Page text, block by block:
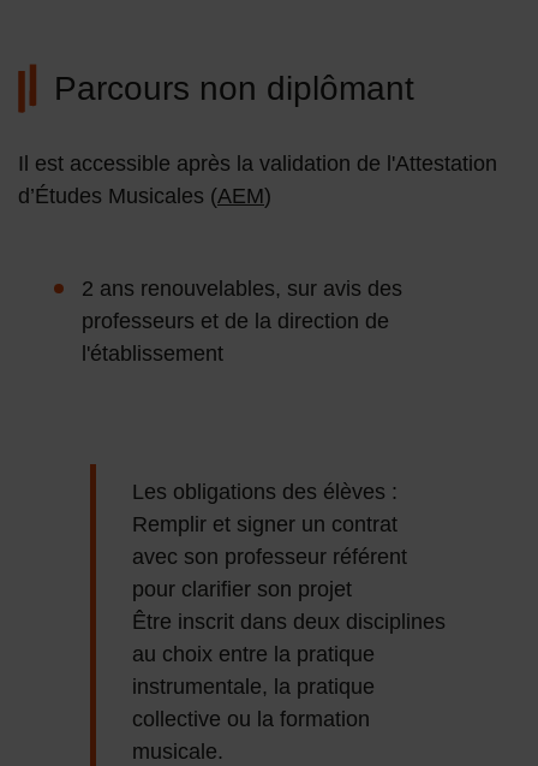
Parcours non diplômant
Il est accessible après la validation de l'Attestation
d’Études Musicales (AEM)
2 ans renouvelables, sur avis des
professeurs et de la direction de
l'établissement
Les obligations des élèves :
Remplir et signer un contrat
avec son professeur référent
pour clarifier son projet
Être inscrit dans deux disciplines
au choix entre la pratique
instrumentale, la pratique
collective ou la formation
musicale.